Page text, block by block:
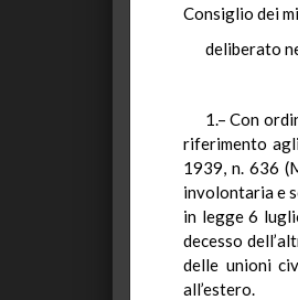
Consiglio dei
deliberato
1.– Con
riferimento
1939, n. 636
involontaria e
in legge 6
decesso
delle unioni
all’estero.